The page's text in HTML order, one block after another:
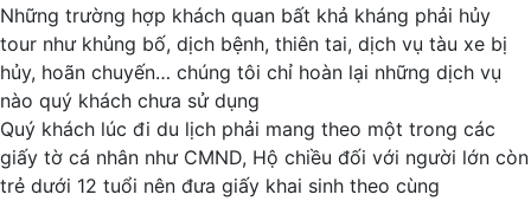
Những trường hợp khách quan bất khả kháng phải hủy
tour như khủng bố, dịch bệnh, thiên tai, dịch vụ tàu xe bị
hủy, hoãn chuyến… chúng tôi chỉ hoàn lại những dịch vụ
nào quý khách chưa sử dụng
Quý khách lúc đi du lịch phải mang theo một trong các
giấy tờ cá nhân như CMND, Hộ chiều đối với người lớn còn
trẻ dưới 12 tuổi nên đưa giấy khai sinh theo cùng